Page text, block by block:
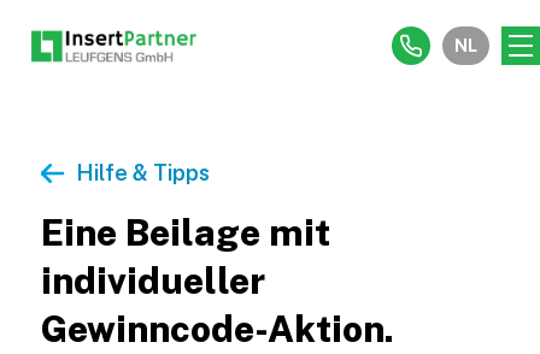
NL
Hilfe & Tipps
Eine Beilage mit
individueller
Gewinncode-Aktion.